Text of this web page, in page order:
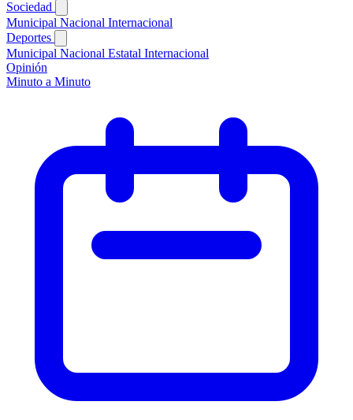
Sociedad
Municipal Nacional Internacional
Deportes
Municipal Nacional Estatal Internacional
Opinión
Minuto a Minuto